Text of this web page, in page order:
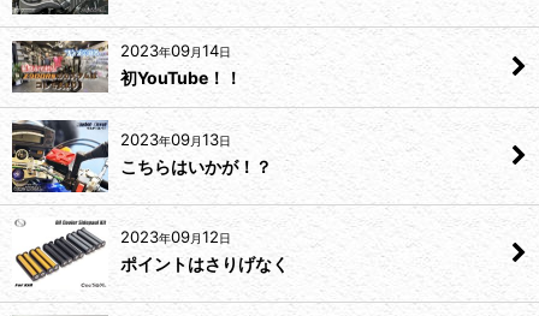
2023年09月14日
初YouTube！！
2023年09月13日
こちらはいかが！？
2023年09月12日
ポイントはさりげなく